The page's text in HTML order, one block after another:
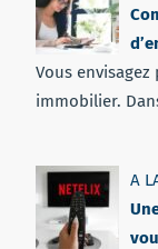
Vous
immobilier.
A